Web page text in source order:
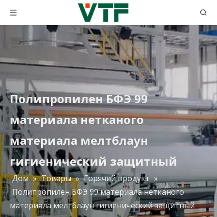
Полипропилен БФЭ 99
материала нетканого
материала мелтблаун
гигиенический защитный
Дом » Товары » Горячий продукт »
Полипропилен БФЭ 99 материала нетканого
материала мелтблаун гигиенический защитный
H10 H11 H12 H13 H14 Очиститель воздуха Hepa Фильтрующий материал Бумага из стекловолокна Фильтровальная бумага из стекловолокна ХЭПА 0,3 фильтр Хепа складчатой ​​фильтровальной бумаги микрона Хепа 99,99%